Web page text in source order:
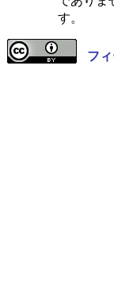
す。
フ